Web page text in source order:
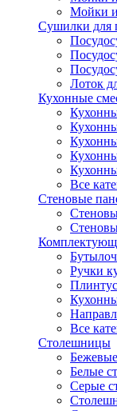
Мойки
Сушилки для
Лоток
Кухонные
Все
Стеновые
Ручки
Все
Столешницы
Белые
Серые